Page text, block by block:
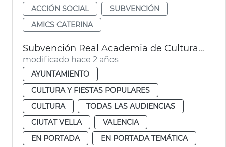
ACCIÓN SOCIAL
SUBVENCIÓN
AMICS CATERINA
Subvención Real Academia de Cultura Valenciana
modificado hace 2 años
AYUNTAMIENTO
CULTURA Y FIESTAS POPULARES
CULTURA
TODAS LAS AUDIENCIAS
CIUTAT VELLA
VALENCIA
EN PORTADA
EN PORTADA TEMÁTICA